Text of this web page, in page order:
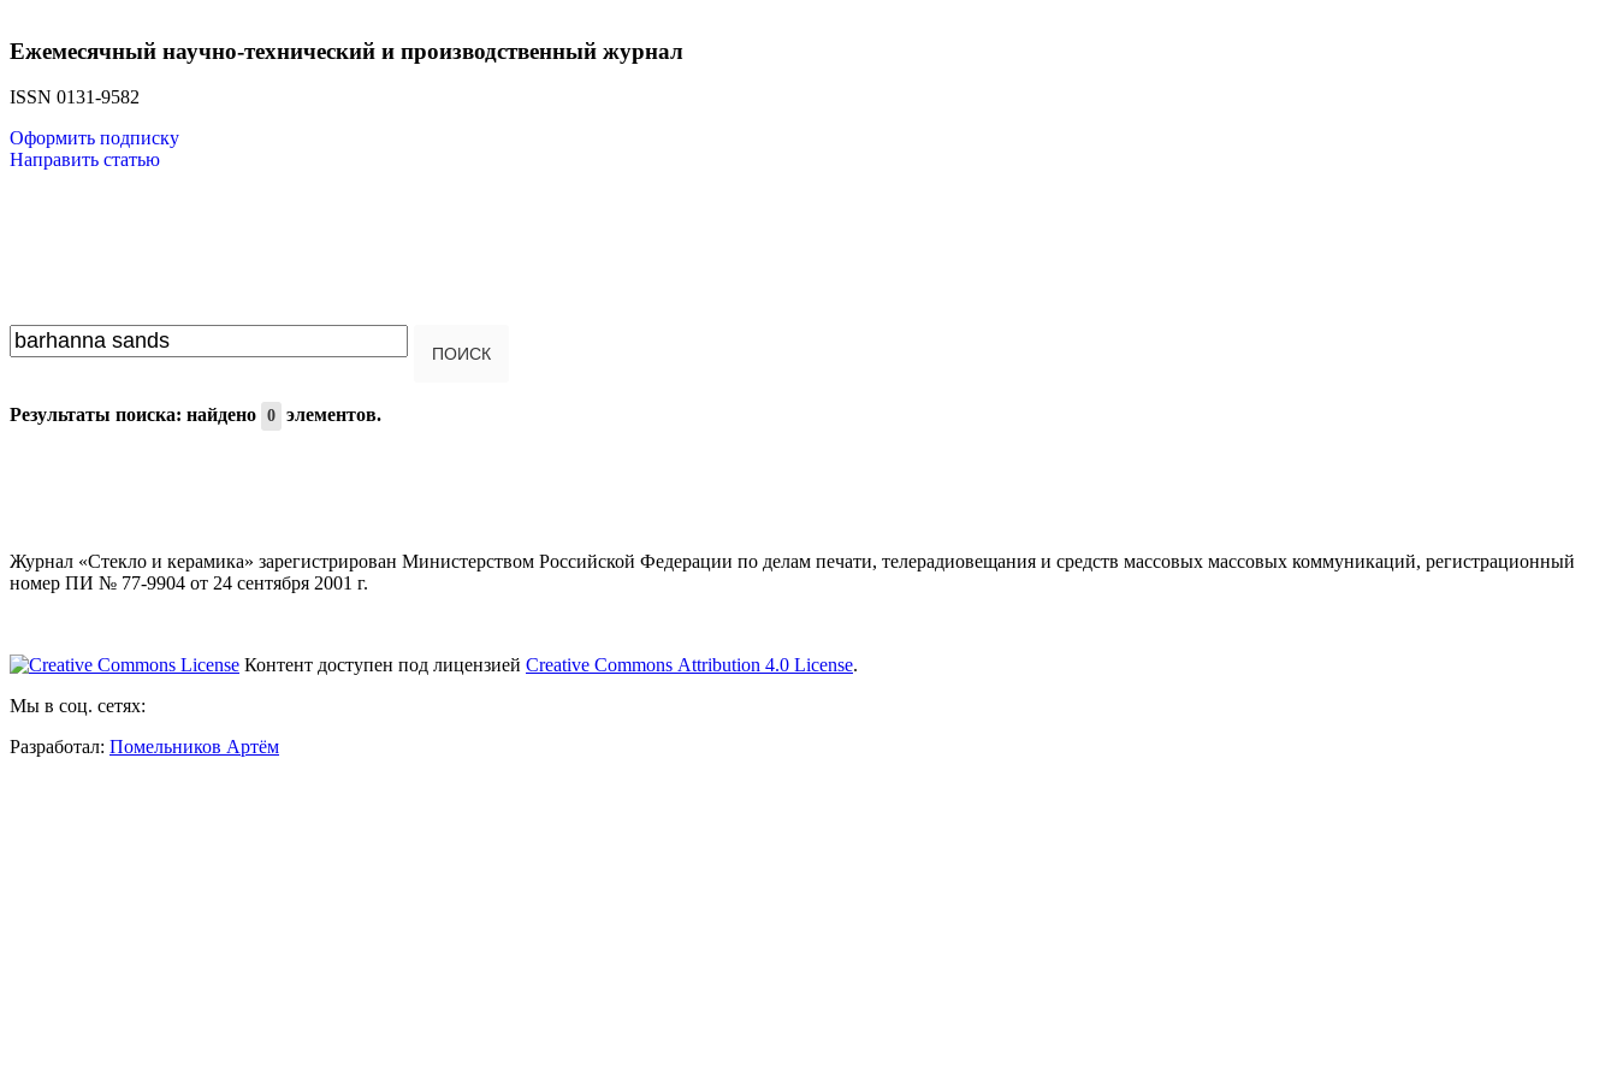
Ежемесячный научно-технический и производственный журнал
ISSN 0131-9582
Оформить подписку
Направить статью
Введите текст для поиска...
ПОИСК
Результаты поиска: найдено 0 элементов.
Журнал «Стекло и керамика» зарегистрирован Министерством Российской Федерации по делам печати, телерадиовещания и средств массовых массовых коммуникаций, регистрационный
номер ПИ № 77-9904 от 24 сентября 2001 г.
Контент доступен под лицензией Creative Commons Attribution 4.0 License.
Мы в соц. сетях:
Разработал: Помельников Артём